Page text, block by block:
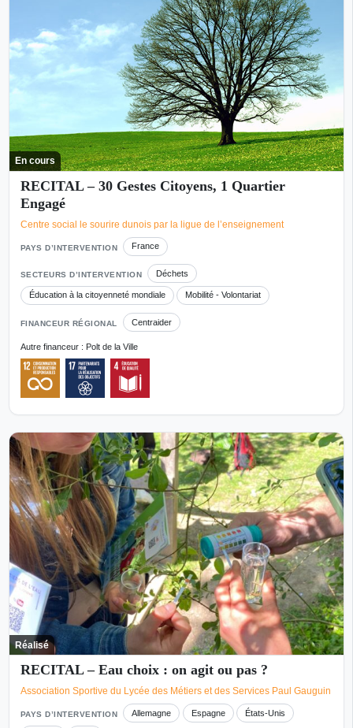
En cours
RECITAL – 30 Gestes Citoyens, 1 Quartier
Engagé
Centre social le sourire dunois par la ligue de l’enseignement
PAYS D’INTERVENTION France
SECTEURS D’INTERVENTION Déchets
Éducation à la citoyenneté mondiale Mobilité - Volontariat
FINANCEUR RÉGIONAL Centraider
Autre financeur : Polt de la Ville
Réalisé
RECITAL – Eau choix : on agit ou pas ?
Association Sportive du Lycée des Métiers et des Services Paul Gauguin
PAYS D’INTERVENTION Allemagne Espagne États-Unis